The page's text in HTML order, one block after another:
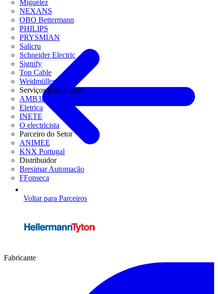
Miguélez
NEXANS
OBO Bettermann
PHILIPS
PRYSMIAN
Salicru
Schneider Electric
Signify
Top Cable
Weidmüller
Serviços para o Setor
AMB3E
Eletrica
INETE
O electricista
Parceiro do Setor
ANIMEE
KNX Portugal
Distribuidor
Bresimar Automação
FFonseca
Voltar para Parceiros
Fabricante